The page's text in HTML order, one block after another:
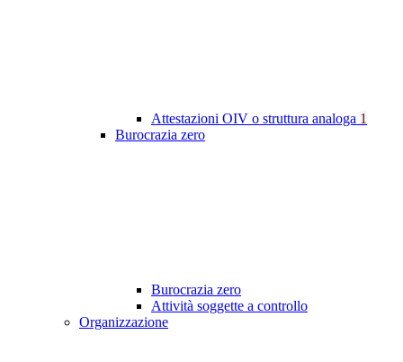
Attestazioni OIV o struttura analoga 1
Burocrazia zero
Burocrazia zero
Attività soggette a controllo
Organizzazione